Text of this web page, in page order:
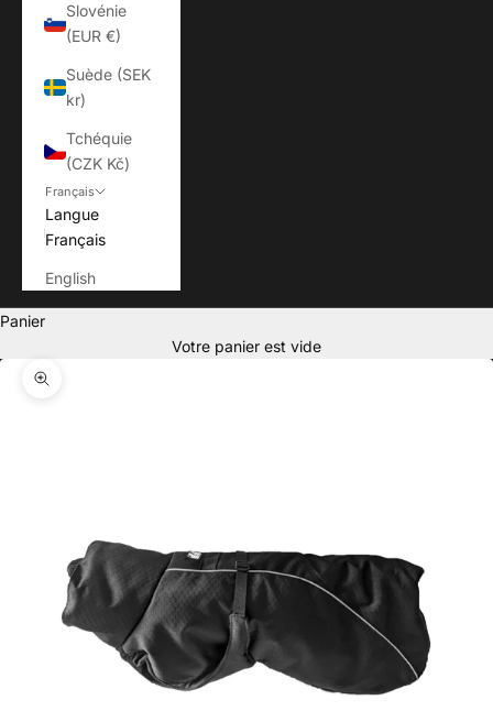
Slovénie
(EUR €)
Suède (SEK
kr)
Tchéquie
(CZK Kč)
Français
Langue
Français
English
Panier
Votre panier est vide
Zoomer sur l'image